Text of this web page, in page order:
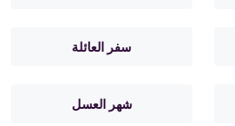
سفر العائلة
شهر العسل